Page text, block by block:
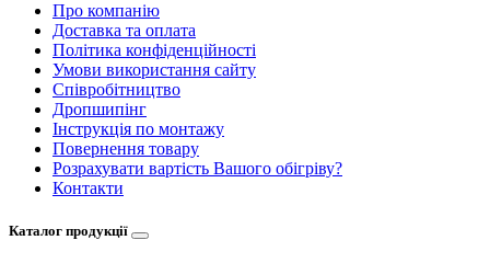
Про компанію
Доставка та оплата
Політика конфіденційності
Умови використання сайту
Співробітництво
Дропшипінг
Інструкція по монтажу
Повернення товару
Розрахувати вартість Вашого обігріву?
Контакти
Каталог продукції